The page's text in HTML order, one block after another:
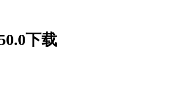
下载